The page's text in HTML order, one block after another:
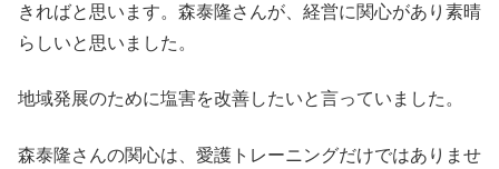
きればと思います。森泰隆さんが、経営に関心があり素晴
らしいと思いました。
地域発展のために塩害を改善したいと言っていました。
森泰隆さんの関心は、愛護トレーニングだけではありませ